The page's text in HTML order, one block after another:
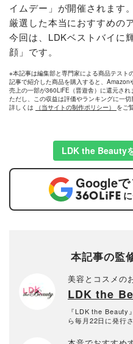
イムデー」が開催されます
厳選した本当におすすめの
今回は、LDKベストバイに
顔」です。
※本記事は編集部と専門家による商品テスト
記事で紹介した商品を購入すると、
売上の一部が360LiFE（晋遊舎）に還元され
ただし、この収益は評価やランキングに一切
詳しくは
（当サイトの制作ポリシー） をご
LDK the Beauty
Google
本記事の監
美容とコスメの
LDK the
『LDK the Beauty
ら毎月22日に発行
ィアです。コスメ